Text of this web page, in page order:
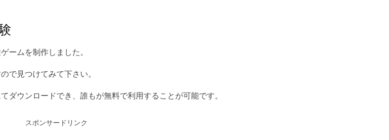
ームを制作しました。
で見つけてみて下さい。
ウンロードでき、誰もが無料で利用することが可能です。
スポンサードリンク